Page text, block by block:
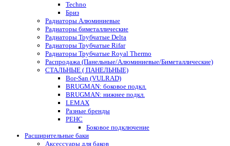
Techno
Бриз
Радиаторы Алюминиевые
Радиаторы биметаллические
Радиаторы Трубчатые Delta
Радиаторы Трубчатые Rifar
Радиаторы Трубчатые Royal Thermo
Распродажа (Панельные/Алюминиевые/Биметаллические)
СТАЛЬНЫЕ ( ПАНЕЛЬНЫЕ)
Bor-San (VULRAD)
BRUGMAN: боковое подкл.
BRUGMAN: нижнее подкл.
LEMAX
Разные бренды
РЕНС
Боковое подключение
Расширительные баки
Аксессуары для баков